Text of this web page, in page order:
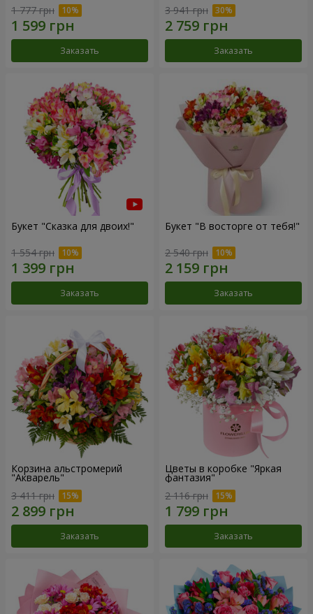
1 777 грн
Заказать
3 941 грн
Заказать
Букет "Сказка для двоих!"
1 554 грн
Заказать
Букет "В восторге от тебя!"
2 540 грн
Заказать
Корзина альстромерий
"Акварель"
3 411 грн
Заказать
Цветы в коробке "Яркая
фантазия"
2 116 грн
Заказать